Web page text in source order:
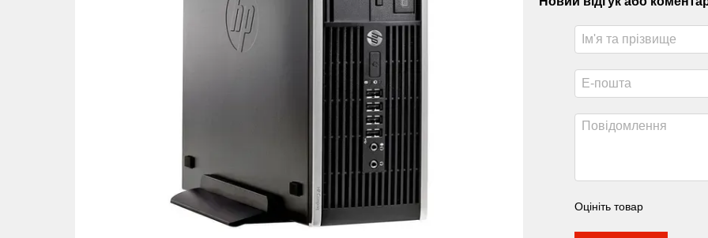
Оцініть товар